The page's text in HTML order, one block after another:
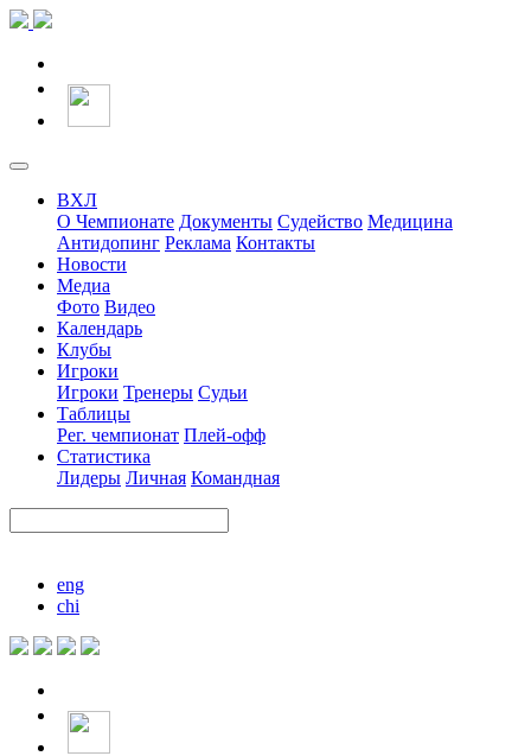
ВХЛ
О Чемпионате Документы Судейство Медицина
Антидопинг Реклама Контакты
Новости
Медиа
Фото Видео
Календарь
Клубы
Игроки
Игроки Тренеры Судьи
Таблицы
Рег. чемпионат Плей-офф
Статистика
Лидеры Личная Командная
eng
chi